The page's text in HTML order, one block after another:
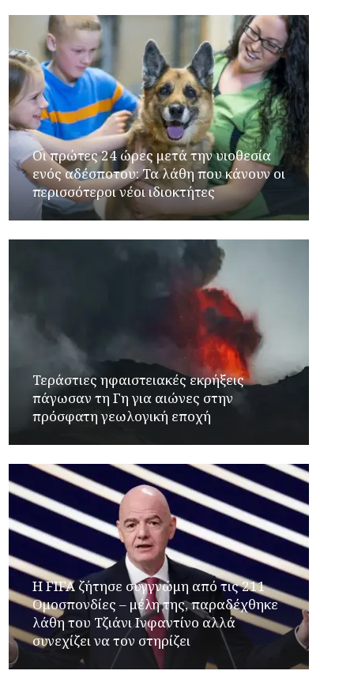
Οι πρώτες 24 ώρες μετά την υιοθεσία
ενός αδέσποτου: Τα λάθη που κάνουν οι
περισσότεροι νέοι ιδιοκτήτες
Τεράστιες ηφαιστειακές εκρήξεις
πάγωσαν τη Γη για αιώνες στην
πρόσφατη γεωλογική εποχή
Η FIFA ζήτησε συγγνώμη από τις 211
Ομοσπονδίες – μέλη της, παραδέχθηκε
λάθη του Τζιάνι Ινφαντίνο αλλά
συνεχίζει να τον στηρίζει